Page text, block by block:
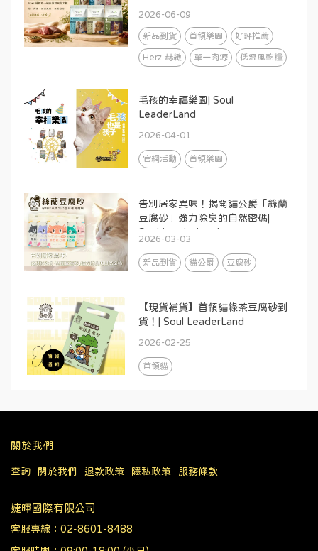
2026-06-09
新品到貨 首領樂園 好評推薦
Herz 赫緻 單一肉源 低溫風乾糧
毛孩的幸福樂園| Soul
LeaderLand
2026-04-01
官網活動 首領樂園
告別居家異味！揭開貓公爵「絲蘭
豆腐砂」強力除臭的自然密碼|
Soul LeaderLand
2026-03-03
新品到貨 貓公爵 豆腐砂
【現貨補貨】首領貓綠茶豆腐砂到
貨！| Soul LeaderLand
2026-02-25
首領貓
關於我們
查詢 關於我們 退款政策 隱私政策 服務條款
婕暉國際有限公司
客服專線：02-8601-8488